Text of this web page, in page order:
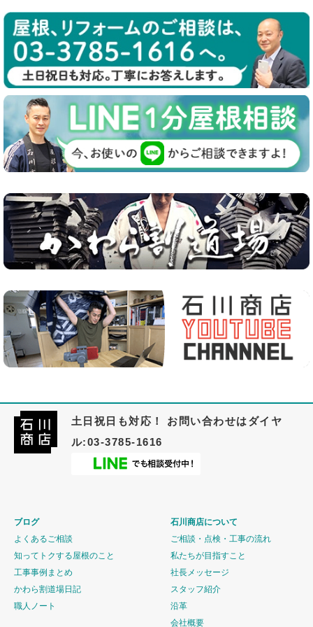
土日祝日も対応！ お問い合わせはダイヤ
ル:03-3785-1616
ブログ
よくあるご相談
知ってトクする屋根のこと
工事事例まとめ
かわら割道場日記
職人ノート
石川商店について
ご相談・点検・工事の流れ
私たちが目指すこと
社長メッセージ
スタッフ紹介
沿革
会社概要